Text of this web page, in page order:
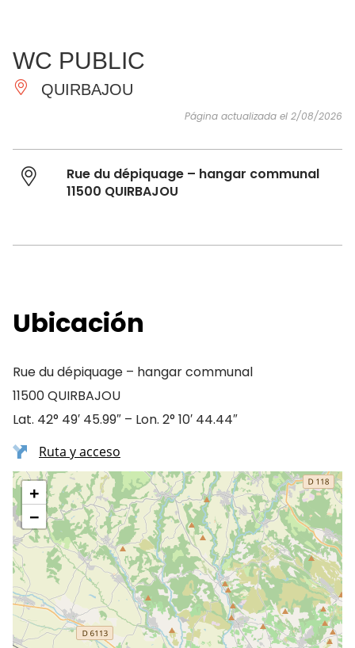
IMPRESCINDIBLES
HACER
WC PUBLIC
QUIRBAJOU
Página actualizada el 2/08/2026
Rue du dépiquage – hangar communal
11500 QUIRBAJOU
Ubicación
Rue du dépiquage – hangar communal
11500 QUIRBAJOU
Lat. 42° 49′ 45.99″ – Lon. 2° 10′ 44.44″
Ruta y acceso
+
−